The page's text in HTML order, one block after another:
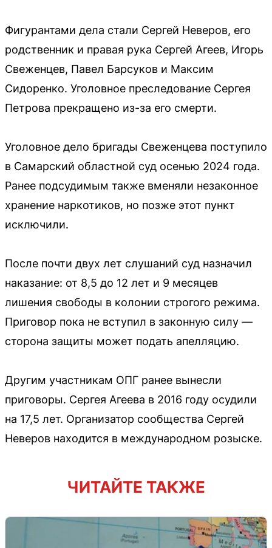
Фигурантами дела стали Сергей Неверов, его
родственник и правая рука Сергей Агеев, Игорь
Свеженцев, Павел Барсуков и Максим
Сидоренко. Уголовное преследование Сергея
Петрова прекращено из-за его смерти.
Уголовное дело бригады Свеженцева поступило
в Самарский областной суд осенью 2024 года.
Ранее подсудимым также вменяли незаконное
хранение наркотиков, но позже этот пункт
исключили.
После почти двух лет слушаний суд назначил
наказание: от 8,5 до 12 лет и 9 месяцев
лишения свободы в колонии строгого режима.
Приговор пока не вступил в законную силу —
сторона защиты может подать апелляцию.
Другим участникам ОПГ ранее вынесли
приговоры. Сергея Агеева в 2016 году осудили
на 17,5 лет. Организатор сообщества Сергей
Неверов находится в международном розыске.
ЧИТАЙТЕ ТАКЖЕ